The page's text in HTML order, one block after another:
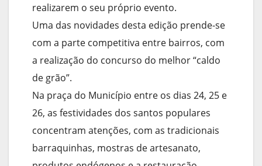
realizarem o seu próprio evento.
Uma das novidades desta edição prende-se
com a parte competitiva entre bairros, com
a realização do concurso do melhor “caldo
de grão”.
Na praça do Município entre os dias 24, 25 e
26, as festividades dos santos populares
concentram atenções, com as tradicionais
barraquinhas, mostras de artesanato,